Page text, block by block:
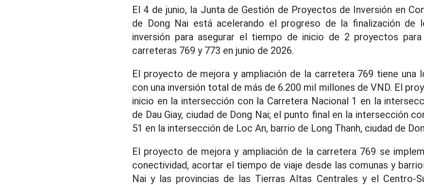
El 4 de junio, la Junta de Gestión de Proyectos de Inversión en
de Dong Nai está acelerando el progreso de la finalización de
inversión para asegurar el tiempo de inicio de 2 proyectos
carreteras 769 y 773 en junio de 2026.
El proyecto de mejora y ampliación de la carretera 769 tiene una
con una inversión total de más de 6.200 mil millones de VND. El
inicio en la intersección con la Carretera Nacional 1 en la
de Dau Giay, ciudad de Dong Nai; el punto final en la intersección
51 en la intersección de Loc An, barrio de Long Thanh, ciudad de
El proyecto de mejora y ampliación de la carretera 769 se
conectividad, acortar el tiempo de viaje desde las comunas y
Nai y las provincias de las Tierras Altas Centrales y el Centro-